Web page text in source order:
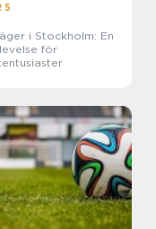
i Stockholm: En
för